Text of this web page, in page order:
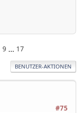
9 ... 17
BENUTZER-AKTIONEN
#75